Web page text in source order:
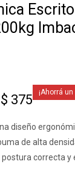
375
diseño
de alta
correcta